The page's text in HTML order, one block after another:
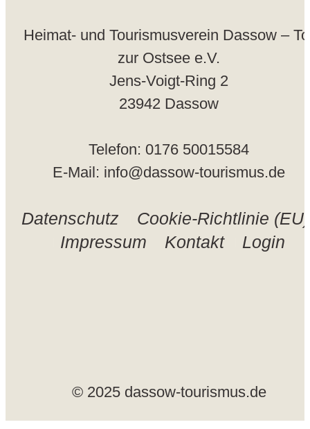
Heimat- und Tourismusverein Dassow –
zur Ostsee e.V.
Jens-Voigt-Ring 2
23942 Dassow
Telefon: 0176 50015584
E-Mail: info@dassow-tourismus.de
Datenschutz
Cookie-Richtlinie (EU)
Impressum
Kontakt Login
© 2025 dassow-tourismus.de